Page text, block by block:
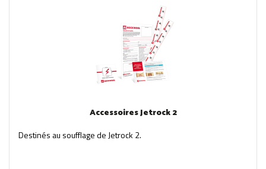
Accessoires Jetrock 2
Destinés au soufflage de Jetrock 2.